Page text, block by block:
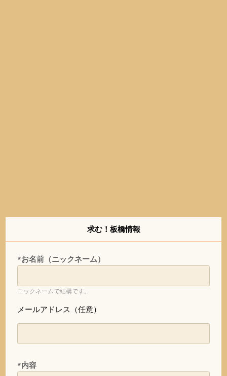
求む！板橋情報
*お名前（ニックネーム）
ニックネームで結構です。
メールアドレス（任意）
*内容